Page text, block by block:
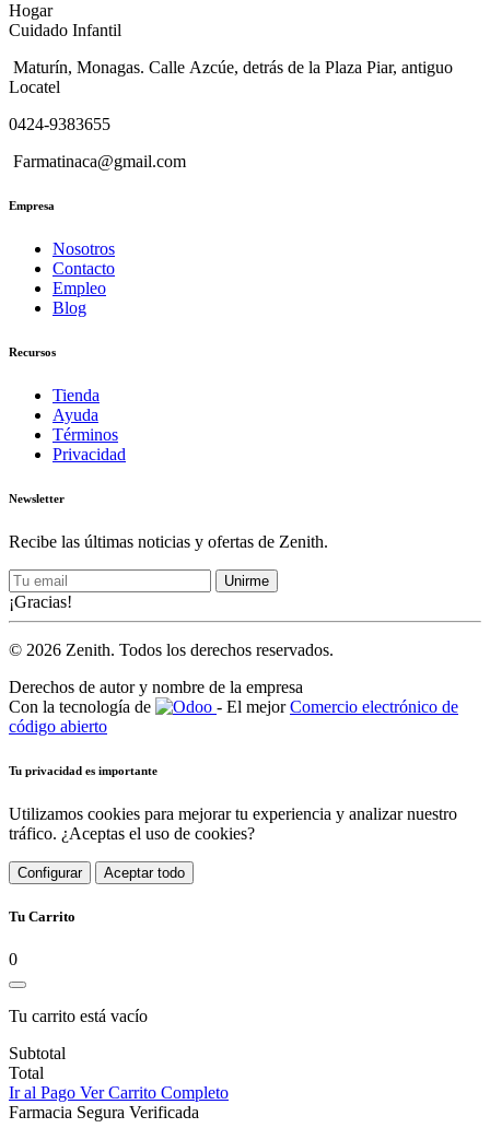
Hogar
Cuidado Infantil
Maturín, Monagas. Calle Azcúe, detrás de la Plaza Piar, antiguo
Locatel
0424-9383655
Farmatinaca@gmail.com
Empresa
Nosotros
Contacto
Empleo
Blog
Recursos
Tienda
Ayuda
Términos
Privacidad
Newsletter
Recibe las últimas noticias y ofertas de Zenith.
Unirme
¡Gracias!
© 2026 Zenith. Todos los derechos reservados.
Derechos de autor y nombre de la empresa
Con la tecnología de
- El mejorComercio electrónico de
código abierto
Tu privacidad es importante
Utilizamos cookies para mejorar tu experiencia y analizar nuestro
tráfico. ¿Aceptas el uso de cookies?
Configurar Aceptar todo
Tu Carrito
0
Tu carrito está vacío
Subtotal
Total
Ir al Pago Ver Carrito Completo
Farmacia Segura Verificada